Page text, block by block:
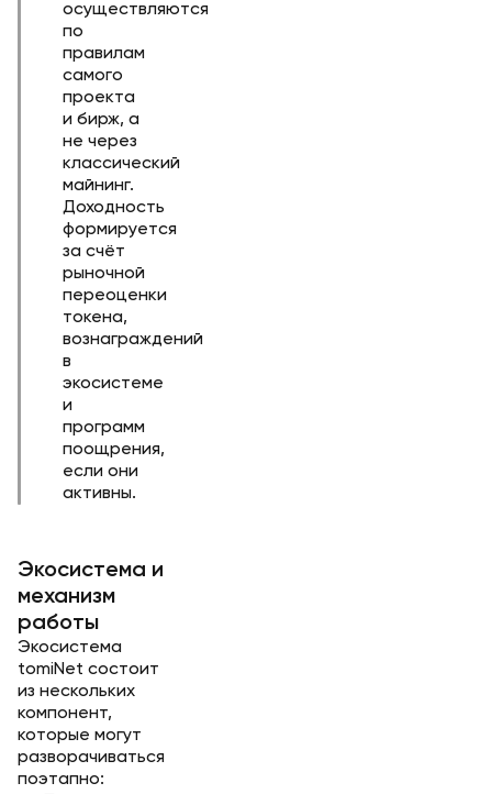
осуществляются
по
правилам
самого
проекта
и бирж, а
не через
классический
майнинг.
Доходность
формируется
за счёт
рыночной
переоценки
токена,
вознаграждений
в
экосистеме
и
программ
поощрения,
если они
активны.
Экосистема и
механизм
работы
Экосистема
tomiNet состоит
из нескольких
компонент,
которые могут
разворачиваться
поэтапно: